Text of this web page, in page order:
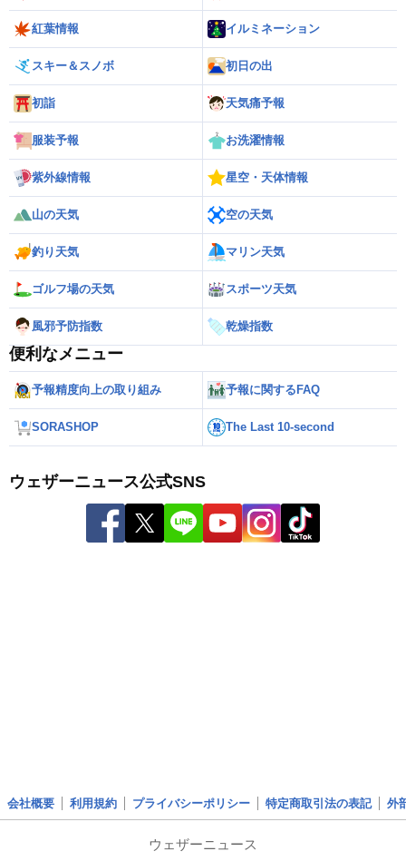
紅葉情報 イルミネーション
スキー＆スノボ 初日の出
初詣 天気痛予報
服装予報 お洗濯情報
紫外線情報 星空・天体情報
山の天気 空の天気
釣り天気 マリン天気
ゴルフ場の天気 スポーツ天気
風邪予防指数 乾燥指数
便利なメニュー
予報精度向上の取り組み 予報に関するFAQ
SORASHOP The Last 10-second
ウェザーニュース公式SNS
会社概要 利用規約 プライバシーポリシー 特定商取引法の表記 外
ウェザーニュース